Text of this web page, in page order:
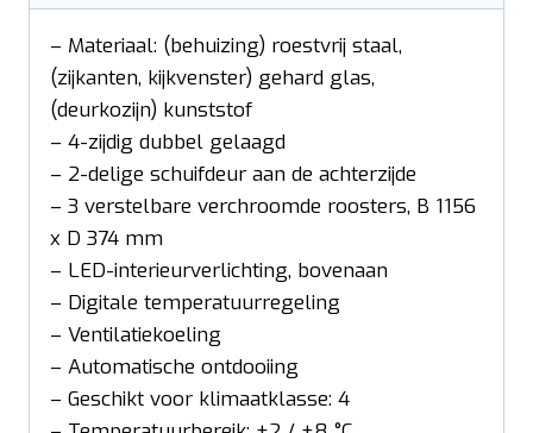
– Materiaal: (behuizing) roestvrij staal,
(zijkanten, kijkvenster) gehard glas,
(deurkozijn) kunststof
– 4-zijdig dubbel gelaagd
– 2-delige schuifdeur aan de achterzijde
– 3 verstelbare verchroomde roosters, B 1156
x D 374 mm
– LED-interieurverlichting, bovenaan
– Digitale temperatuurregeling
– Ventilatiekoeling
– Automatische ontdooiing
– Geschikt voor klimaatklasse: 4